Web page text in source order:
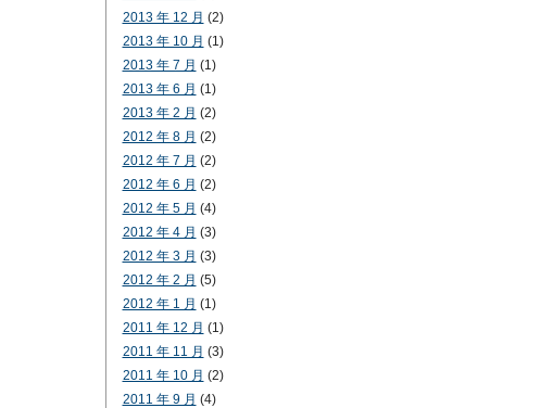
2013 年 12 月 (2)
2013 年 10 月 (1)
2013 年 7 月 (1)
2013 年 6 月 (1)
2013 年 2 月 (2)
2012 年 8 月 (2)
2012 年 7 月 (2)
2012 年 6 月 (2)
2012 年 5 月 (4)
2012 年 4 月 (3)
2012 年 3 月 (3)
2012 年 2 月 (5)
2012 年 1 月 (1)
2011 年 12 月 (1)
2011 年 11 月 (3)
2011 年 10 月 (2)
2011 年 9 月 (4)